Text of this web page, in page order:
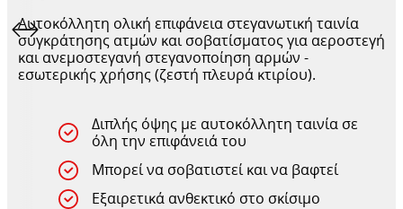
Αυτοκόλλητη ολική επιφάνεια στεγανωτική ταινία
συγκράτησης ατμών και σοβατίσματος για αεροστεγή
και ανεμοστεγανή στεγανοποίηση αρμών -
εσωτερικής χρήσης (ζεστή πλευρά κτιρίου).
Διπλής όψης με αυτοκόλλητη ταινία σε
όλη την επιφάνειά του
Μπορεί να σοβατιστεί και να βαφτεί
Εξαιρετικά ανθεκτικό στο σκίσιμο